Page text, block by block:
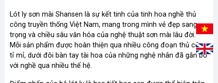
Lót ly sơn mài Shansen là sự kết tinh của tinh hoa nghề thủ
công truyền thống Việt Nam, mang trong mình vẻ đẹp sang
trọng và chiều sâu văn hóa của nghệ thuật sơn mài lâu đời.
Mỗi sản phẩm được hoàn thiện qua nhiều công đoạn thủ công
tỉ mỉ, dưới đôi bàn tay tài hoa của những nghệ nhân đã gắn bó
với nghề qua nhiều thế hệ.